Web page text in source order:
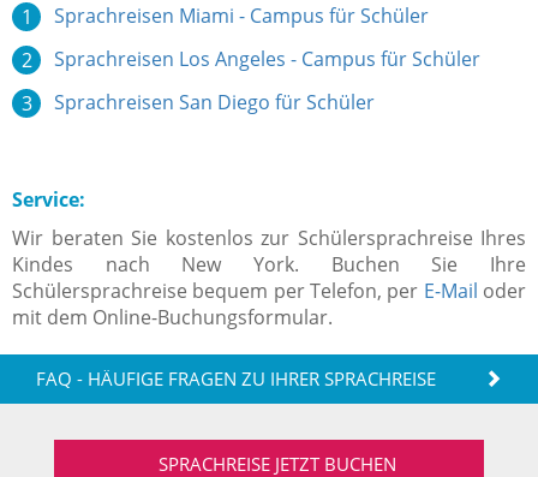
Sprachreisen Miami - Campus für Schüler
Sprachreisen Los Angeles - Campus für Schüler
Sprachreisen San Diego für Schüler
Service:
Wir beraten Sie kostenlos zur Schülersprachreise Ihres
Kindes nach New York. Buchen Sie Ihre
Schülersprachreise bequem per Telefon, per E-Mail oder
mit dem Online-Buchungsformular.
FAQ - HÄUFIGE FRAGEN ZU IHRER SPRACHREISE
SPRACHREISE JETZT BUCHEN